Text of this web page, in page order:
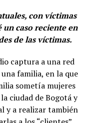
con víctimas
caso reciente en
de las víctimas.
captura a una red
familia, en la que
sometía mujeres
ciudad de Bogotá y
y a realizar también